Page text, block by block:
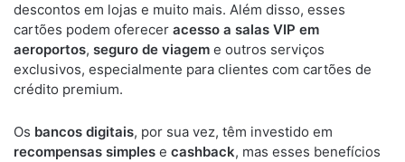
descontos em lojas e muito mais. Além disso, esses
cartões podem oferecer acesso a salas VIP em
aeroportos, seguro de viagem e outros serviços
exclusivos, especialmente para clientes com cartões de
crédito premium.
Os bancos digitais, por sua vez, têm investido em
recompensas simples e cashback, mas esses benefícios